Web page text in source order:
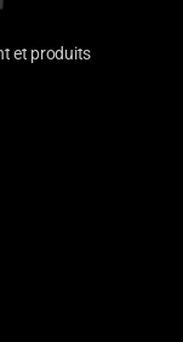
et produits